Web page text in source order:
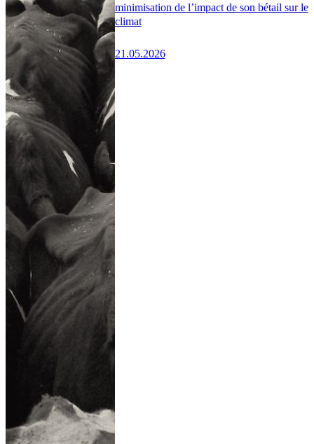
minimisation de l’impact de son bétail sur le
climat
21.05.2026